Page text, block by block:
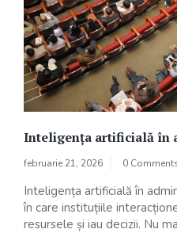
Inteligența artificială în
februarie 21, 2026 0
Inteligența artificială în
în care instituțiile
resursele și iau decizii. Nu